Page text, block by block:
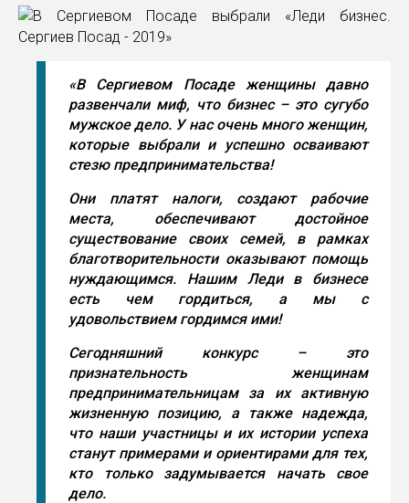
«В Сергиевом Посаде женщины давно
развенчали миф, что бизнес – это сугубо
мужское дело. У нас очень много женщин,
которые выбрали и успешно осваивают
стезю предпринимательства!
Они платят налоги, создают рабочие
места, обеспечивают достойное
существование своих семей, в рамках
благотворительности оказывают помощь
нуждающимся. Нашим Леди в бизнесе
есть чем гордиться, а мы с
удовольствием гордимся ими!
Сегодняшний конкурс – это
признательность женщинам
предпринимательницам за их активную
жизненную позицию, а также надежда,
что наши участницы и их истории успеха
станут примерами и ориентирами для тех,
кто только задумывается начать свое
дело.